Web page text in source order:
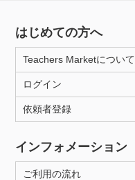
月曜日 火曜日
所属大学
距離：15km以内
はじめての方へ
Teachers Marketについて
ログイン
依頼者登録
インフォメーション
ご利用の流れ